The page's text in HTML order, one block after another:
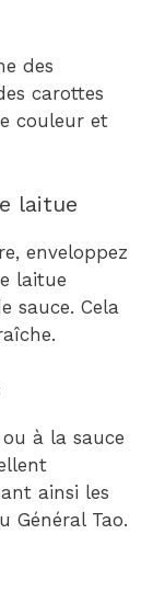
des
carottes
couleur et
laitue
enveloppez
laitue
sauce. Cela
ou à la sauce
ainsi les
Général Tao.